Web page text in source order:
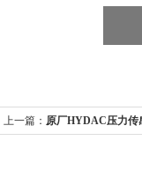
上一篇： 原厂HYDAC压力传